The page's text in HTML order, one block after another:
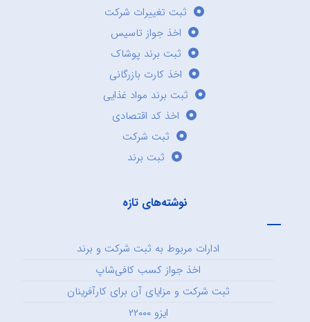
ثبت تغییرات شرکت
اخذ جواز تاسیس
ثبت برند پوشاک
اخذ کارت بازرگانی
ثبت برند مواد غذایی
اخذ کد اقتصادی
ثبت شرکت
ثبت برند
نوشته‌های تازه
ادارات مربوط به ثبت شرکت و برند
اخذ جواز کسب کافی‌شاپ
ثبت شرکت و مزایای آن برای کارآفرینان
ایزو ۲۲۰۰۰